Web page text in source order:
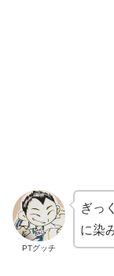
PTグッチ
ぎっ
に染